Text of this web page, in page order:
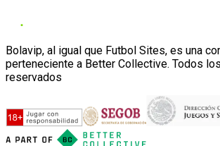
Bolavip, al igual que Futbol Sites, es una
perteneciente a Better Collective. Todos
reservados